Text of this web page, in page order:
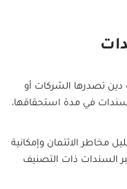
تصدرها الشركات أو
في مدة استحقاقها،
مخاطر الائتمان وإمكانية
السندات ذات التصنيف